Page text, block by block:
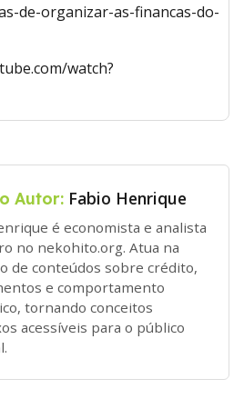
de-organizar-as-financas-do-
watch?
Autor: Fabio Henrique
é economista e analista
no nekohito.org. Atua na
de conteúdos sobre crédito,
e comportamento
tornando conceitos
acessíveis para o público